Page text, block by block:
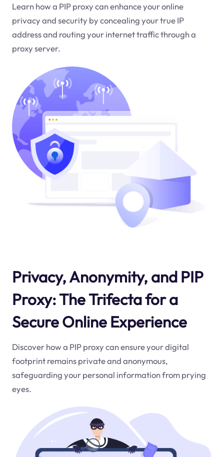
Learn how a PIP proxy can enhance your online
privacy and security by concealing your true IP
address and routing your internet traffic through a
proxy server.
Privacy, Anonymity, and PIP
Proxy: The Trifecta for a
Secure Online Experience
Discover how a PIP proxy can ensure your digital
footprint remains private and anonymous,
safeguarding your personal information from prying
eyes.